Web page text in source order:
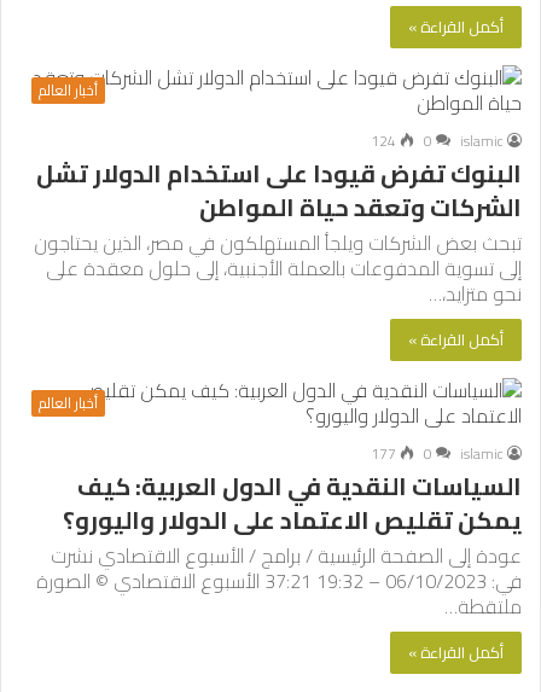
أكمل القراءة »
أخبار العالم
islamic
0
124
البنوك تفرض قيودا على استخدام الدولار تشل
الشركات وتعقد حياة المواطن
تبحث بعض الشركات ويلجأ المستهلكون في مصر، الذين يحتاجون
إلى تسوية المدفوعات بالعملة الأجنبية، إلى حلول معقدة على
نحو متزايد،…
أكمل القراءة »
أخبار العالم
islamic
0
177
السياسات النقدية في الدول العربية: كيف
يمكن تقليص الاعتماد على الدولار واليورو؟
عودة إلى الصفحة الرئيسية / برامج / الأسبوع الاقتصادي نشرت
في: 06/10/2023 – 19:32 37:21 الأسبوع الاقتصادي © الصورة
ملتقطة…
أكمل القراءة »